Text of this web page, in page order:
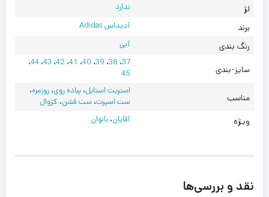
لژ ندارد
برند آدیداس Adidas
رنگ بندی آبی
سایز-بندی
37، 38، 39، 40، 41،42، 43،44،
45
مناسب
استریت استایل،پیاده روی،روزمره،
ست اسپرت،ست فشن، کژوال
ویژه آقایان،بانوان
نقد و بررسی‌ها